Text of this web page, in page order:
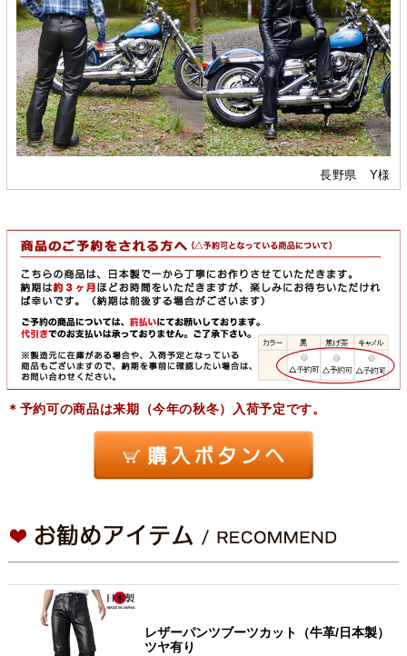
長野県 Y様
＊予約可の商品は来期（今年の秋冬）入荷予定です。
レザーパンツブーツカット（牛革/日本製）
ツヤ有り